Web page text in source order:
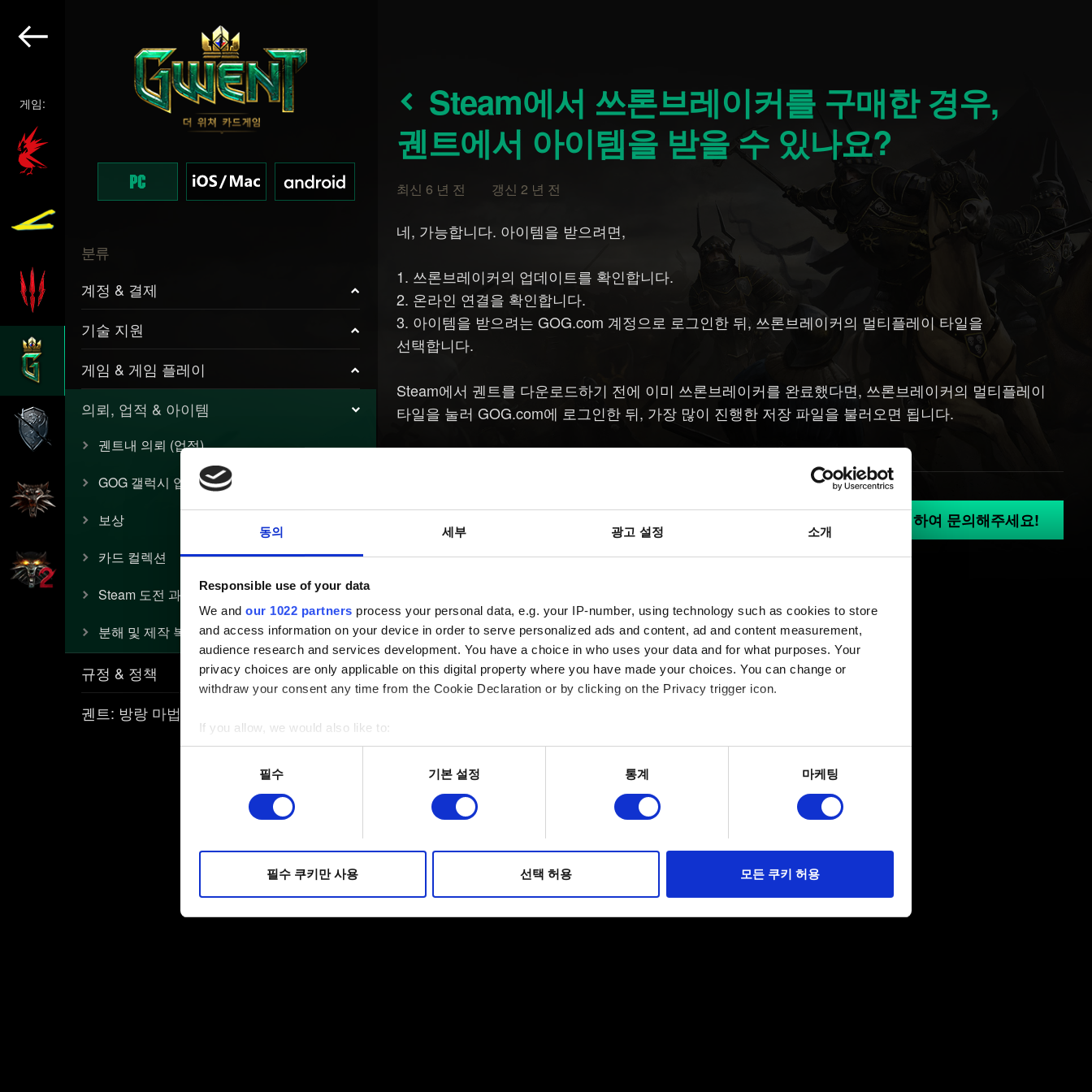
동의 세부 광고 설정 소개
Responsible use of your data
We and our 1022 partners process your personal data, e.g. your IP-number, using technology such as cookies to store
and access information on your device in order to serve personalized ads and content, ad and content measurement,
audience research and services development. You have a choice in who uses your data and for what purposes. Your
privacy choices are only applicable on this digital property where you have made your choices. You can change or
withdraw your consent any time from the Cookie Declaration or by clicking on the Privacy trigger icon.
If you allow, we would also like to:
Collect information about your geographical location which can be accurate to within several meters
Identify your device by actively scanning it for specific characteristics (fingerprinting)
Find out more about how your personal data is processed and set your preferences in the
피드백을 제공하여 사용자의 웹사이트 이용 환경을 개선하기 위해 사용됩니다. 예를 들어, 소셜 미디어를 통해 사용자와
소통할 경우, 사용자의 선호도를 파악하기 위해 쿠키의 일부를 저희 파트너와 공유할 수도 있습니다. 물론, 이처럼
필수 기본 설정 통계 마케팅
필수 쿠키만 사용 선택 허용 모든 쿠키 허용
게임:
분류
계정 & 결제
기술 지원
게임 & 게임 플레이
의뢰, 업적 & 아이템
궨트내 의뢰 (업적)
GOG 갤럭시 업적
보상
카드 컬렉션
Steam 도전 과제
분해 및 제작 복구
규정 & 정책
궨트: 방랑 마법사
Steam에서 쓰론브레이커를 구매한 경우,
궨트에서 아이템을 받을 수 있나요?
최신 6 년 전 갱신 2 년 전
네, 가능합니다. 아이템을 받으려면,
1. 쓰론브레이커의 업데이트를 확인합니다.
2. 온라인 연결을 확인합니다.
3. 아이템을 받으려는 GOG.com 계정으로 로그인한 뒤, 쓰론브레이커의 멀티플레이 타일을
선택합니다.
Steam에서 궨트를 다운로드하기 전에 이미 쓰론브레이커를 완료했다면, 쓰론브레이커의 멀티플레이
타일을 눌러 GOG.com에 로그인한 뒤, 가장 많이 진행한 저장 파일을 불러오면 됩니다.
도움이
필요하신가요?
GOG.COM에 로그인 하여 문의해주세요!